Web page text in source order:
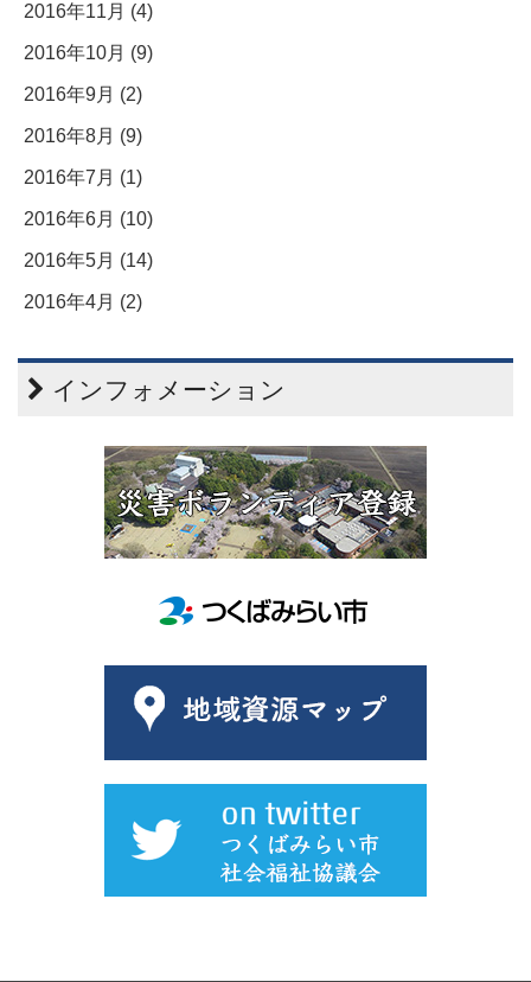
2016年11月 (4)
2016年10月 (9)
2016年9月 (2)
2016年8月 (9)
2016年7月 (1)
2016年6月 (10)
2016年5月 (14)
2016年4月 (2)
インフォメーション